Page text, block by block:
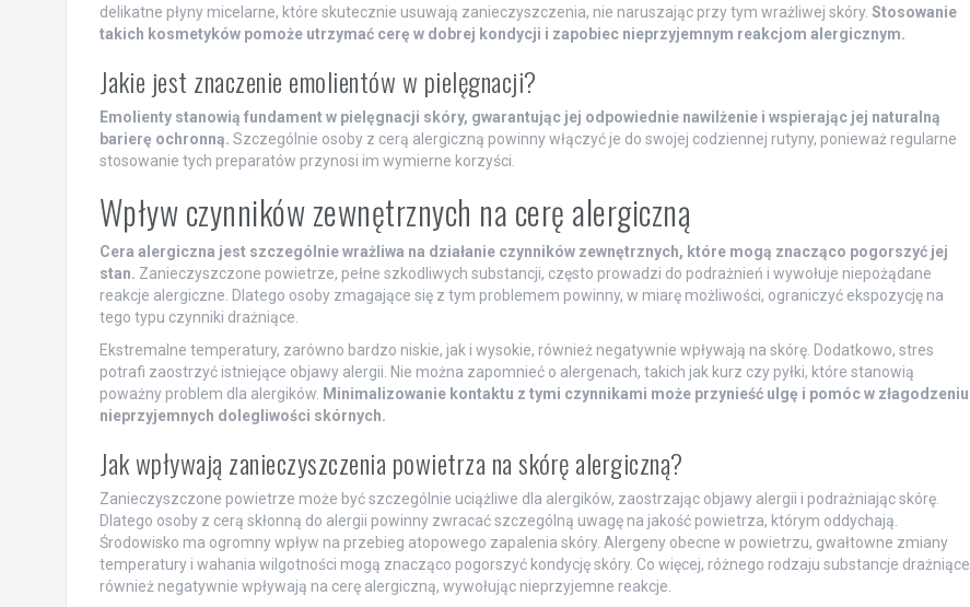
delikatne płyny micelarne, które skutecznie usuwają zanieczyszczenia, nie naruszając przy tym wrażliwej skóry. Stosowanie
takich kosmetyków pomoże utrzymać cerę w dobrej kondycji i zapobiec nieprzyjemnym reakcjom alergicznym.
Jakie jest znaczenie emolientów w pielęgnacji?
Emolienty stanowią fundament w pielęgnacji skóry, gwarantując jej odpowiednie nawilżenie i wspierając jej naturalną
barierę ochronną. Szczególnie osoby z cerą alergiczną powinny włączyć je do swojej codziennej rutyny, ponieważ regularne
stosowanie tych preparatów przynosi im wymierne korzyści.
Wpływ czynników zewnętrznych na cerę alergiczną
Cera alergiczna jest szczególnie wrażliwa na działanie czynników zewnętrznych, które mogą znacząco pogorszyć jej
stan. Zanieczyszczone powietrze, pełne szkodliwych substancji, często prowadzi do podrażnień i wywołuje niepożądane
reakcje alergiczne. Dlatego osoby zmagające się z tym problemem powinny, w miarę możliwości, ograniczyć ekspozycję na
tego typu czynniki drażniące.
Ekstremalne temperatury, zarówno bardzo niskie, jak i wysokie, również negatywnie wpływają na skórę. Dodatkowo, stres
potrafi zaostrzyć istniejące objawy alergii. Nie można zapomnieć o alergenach, takich jak kurz czy pyłki, które stanowią
poważny problem dla alergików. Minimalizowanie kontaktu z tymi czynnikami może przynieść ulgę i pomóc w złagodzeniu
nieprzyjemnych dolegliwości skórnych.
Jak wpływają zanieczyszczenia powietrza na skórę alergiczną?
Zanieczyszczone powietrze może być szczególnie uciążliwe dla alergików, zaostrzając objawy alergii i podrażniając skórę.
Dlatego osoby z cerą skłonną do alergii powinny zwracać szczególną uwagę na jakość powietrza, którym oddychają.
Środowisko ma ogromny wpływ na przebieg atopowego zapalenia skóry. Alergeny obecne w powietrzu, gwałtowne zmiany
temperatury i wahania wilgotności mogą znacząco pogorszyć kondycję skóry. Co więcej, różnego rodzaju substancje drażniące
również negatywnie wpływają na cerę alergiczną, wywołując nieprzyjemne reakcje.